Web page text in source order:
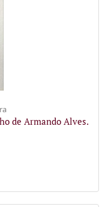
de Armando Alves.